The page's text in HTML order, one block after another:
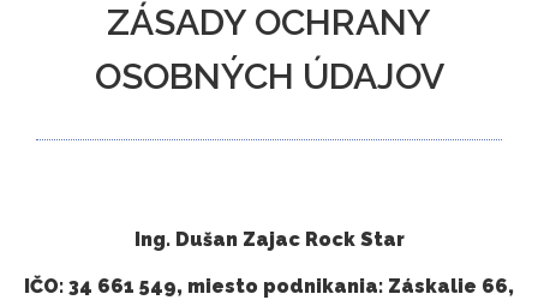
ZÁSADY OCHRANY
OSOBNÝCH ÚDAJOV
Ing. Dušan Zajac Rock Star
IČO: 34 661 549, miesto podnikania: Záskalie 66,